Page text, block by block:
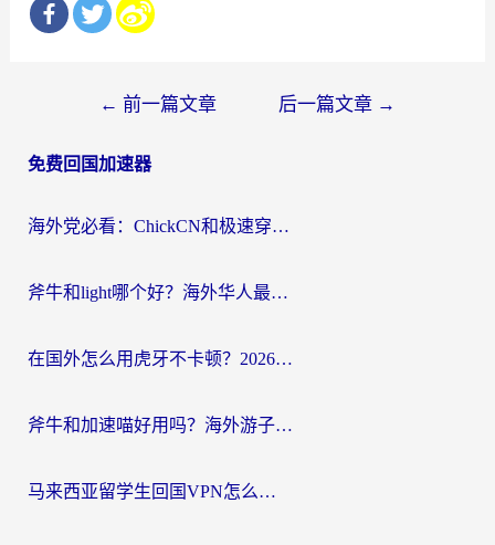
导
← 前一篇文章 后一篇文章 →
免费回国加速器
海外党必看：ChickCN和极速穿梭VPN好用吗？3招教你选对回国加速器无缝刷国内资源
斧牛和light哪个好？海外华人最关心的回国加速器选择难题，一篇讲透
在国外怎么用虎牙不卡顿？2026海外华人亲测有效的回国加速器选择指南
斧牛和加速喵好用吗？海外游子的真实选择困境
马来西亚留学生回国VPN怎么选？3个避坑点+1款实测好用的加速器推荐